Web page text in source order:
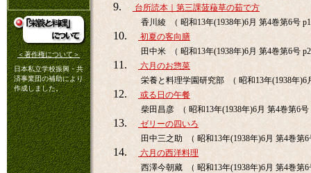
＜著作権について＞
日本私立学校振興・共
済事業団の補助により
作成しました。
9.
台所読本｜第三課菠薐草の茹で方
香川綾 （ 昭和13年(1938年)6月 第4巻第6号
10.
初夏の客向膳
田中米 （ 昭和13年(1938年)6月 第4巻第6号
11.
六月のお惣菜
栄養と料理学園研究部 （ 昭和13年(1938年)6
12.
或る日の午餐
柴田昌彦 （ 昭和13年(1938年)6月 第4巻第6号
13.
ゼリーの四いろ
田中三之助 （ 昭和13年(1938年)6月 第4巻第6
14.
六月の西洋料理
西澤今朝藏 （ 昭和13年(1938年)6月 第4巻第6